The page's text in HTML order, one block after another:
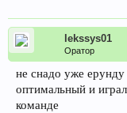
lekssys01
Оратор
не снадо уже
оптимальный и
команде